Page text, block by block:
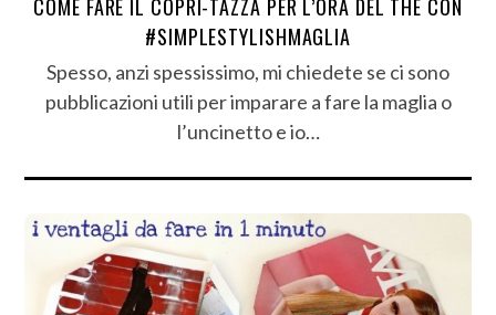
COME FARE IL COPRI-TAZZA PER L’ORA DEL THE CON
#SIMPLESTYLISHMAGLIA
Spesso, anzi spessissimo, mi chiedete se ci sono
pubblicazioni utili per imparare a fare la maglia o
l’uncinetto e io…